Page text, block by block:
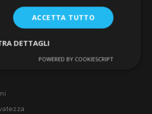
ecc.
o vuoi diventare nostro
ACCETTA TUTTO
DETTAGLI
Performance
POWERED BY COOKIESCRIPT